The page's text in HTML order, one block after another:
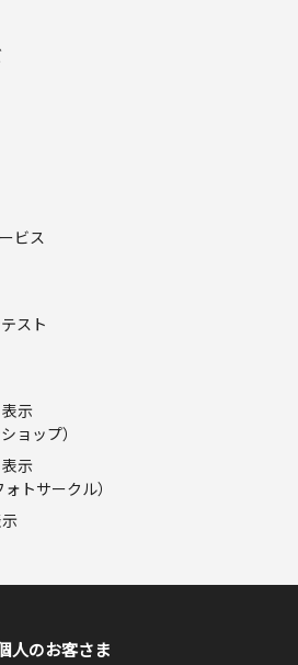
ビス
スト
示
ョップ）
示
トサークル）
人のお客さま